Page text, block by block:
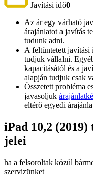
Javítási idő0
Az ár egy várható
árajánlatot a javítás
tudunk adni.
A feltüntetett javítási
tudjuk vállalni.
kapacitásától és a
alapján tudjuk csak
Összetett probléma
javasoljuk
eltérő egyedi
iPad 10,2
jelei
ha a felsoroltak közül
szervizünket